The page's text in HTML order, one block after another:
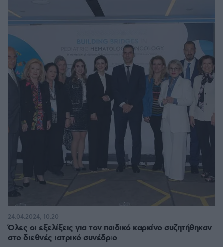
Όλες οι εξελίξεις για τον παιδικό καρκίνο συζητήθηκαν
στο διεθνές ιατρικό συνέδριο
24.04.2024, 10:20